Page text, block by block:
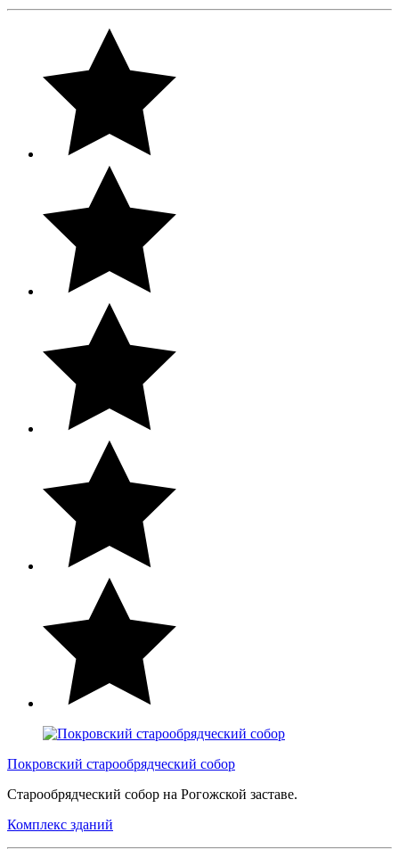
Покровский старообрядческий собор
Старообрядческий собор на Рогожской заставе.
Комплекс зданий